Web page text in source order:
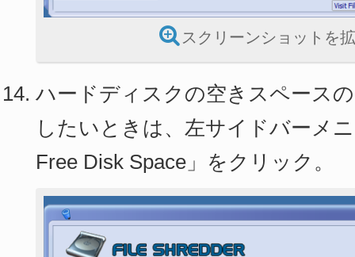
スクリーンショットを
ハードディスクの空きスペース
したいときは、左サイドバーメ
Free Disk Space」をクリック。